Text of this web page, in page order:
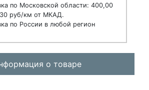
по Московской области: 400,00
руб/км от МКАД.
по России в любой регион
о товаре